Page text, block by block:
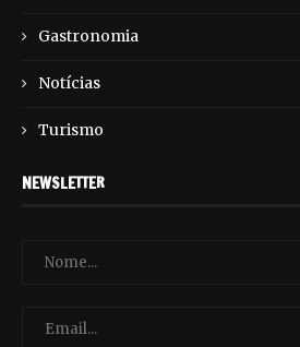
Gastronomia
Notícias
Turismo
NEWSLETTER